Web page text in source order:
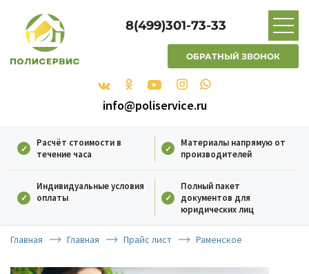
8(499)301-73-33
ОБРАТНЫЙ ЗВОНОК
info@poliservice.ru
Расчёт стоимости в
течение часа
Материалы напрямую от
производителей
Индивидуальные условия
оплаты
Полный пакет
документов для
юридических лиц
Главная Главная Прайс лист Раменское